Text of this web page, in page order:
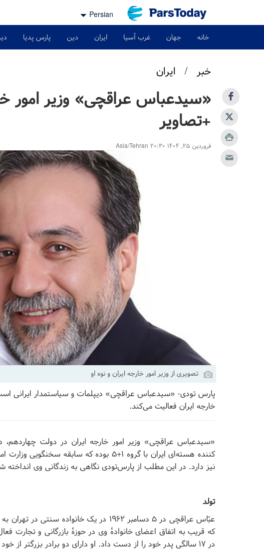
Persian
خانه جهان غرب آسیا ایران دین پارس پدیا
خبر / ایران
«سیدعباس عراقچی» وزیر امور
+تصاویر
فروردین ۲۵, ۱۴۰۴ ۲۰:۳۰ Asia/Tehran
تصویری از وزیر امور خارجه ایران و نوه او
خارجه ایران فعالیت می‌کند.
«سیدعباس عراقچی» وزیر امور خارجه ایران در دولت چهاردهم،
کننده هسته‌ای ایران با گروه ۱+۵ بوده که
نیز دارد. در این مطلب از پارس‌تودی نگاهی به زندگانی وی
تولد
که قریب به اتفاق اعضای خانوادهٔ وی در حوزهٔ بازرگانی و تجارت
در ۱۷ سالگی پدر خود را از دست داد. او دارای دو برادر بزرگتر از خود است.